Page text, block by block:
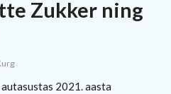
Zukker ning
2021. aasta